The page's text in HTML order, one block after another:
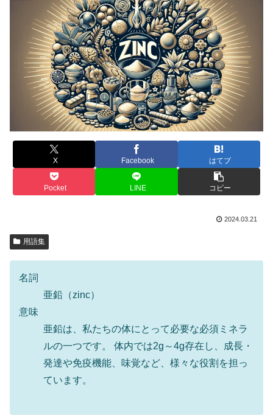
X Facebook はてブ
Pocket LINE コピー
2024.03.21
用語集
名詞
亜鉛（zinc）
意味
亜鉛は、私たちの体にとって必要な必須ミネラ
ルの一つです。 体内では2g～4g存在し、成長・
発達や免疫機能、味覚など、様々な役割を担っ
ています。